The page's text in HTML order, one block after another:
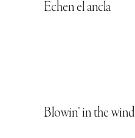
Echen el ancla
Blowin’ in the wind